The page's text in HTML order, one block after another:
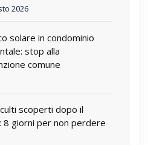
2026
solare in condominio
stop alla
comune
scoperti dopo il
8 giorni per non perdere